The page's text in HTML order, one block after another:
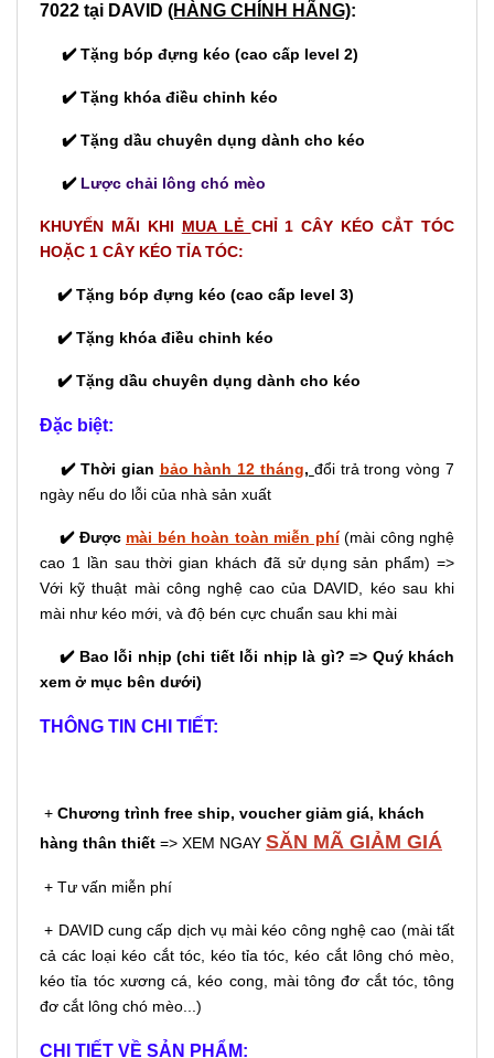
7022 tại DAVID (HÀNG CHÍNH HÃNG):
✔️ Tặng bóp đựng kéo (cao cấp level 2)
✔️ Tặng khóa điều chỉnh kéo
✔️ Tặng dầu chuyên dụng dành cho kéo
✔️ Lược chải lông chó mèo
KHUYẾN MÃI KHI MUA LẺ CHỈ 1 CÂY KÉO CẮT TÓC
HOẶC 1 CÂY KÉO TỈA TÓC:
✔️ Tặng bóp đựng kéo (cao cấp level 3)
✔️ Tặng khóa điều chỉnh kéo
✔️ Tặng dầu chuyên dụng dành cho kéo
Đặc biệt:
✔️ Thời gian bảo hành 12 tháng, đổi trả trong vòng 7
ngày nếu do lỗi của nhà sản xuất
✔️ Được mài bén hoàn toàn miễn phí (mài công nghệ
cao 1 lần sau thời gian khách đã sử dụng sản phẩm) =>
Với kỹ thuật mài công nghệ cao của DAVID, kéo sau khi
mài như kéo mới, và độ bén cực chuẩn sau khi mài
✔️ Bao lỗi nhịp (chi tiết lỗi nhịp là gì? => Quý khách
xem ở mục bên dưới)
THÔNG TIN CHI TIẾT:
+ Chương trình free ship, voucher giảm giá, khách
hàng thân thiết => XEM NGAY SĂN MÃ GIẢM GIÁ
+ Tư vấn miễn phí
+ DAVID cung cấp dịch vụ mài kéo công nghệ cao (mài tất
cả các loại kéo cắt tóc, kéo tỉa tóc, kéo cắt lông chó mèo,
kéo tỉa tóc xương cá, kéo cong, mài tông đơ cắt tóc, tông
đơ cắt lông chó mèo...)
CHI TIẾT VỀ SẢN PHẨM: